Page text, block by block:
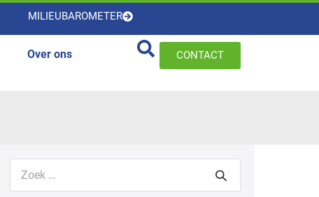
MILIEUBAROMETER
Over ons CONTACT